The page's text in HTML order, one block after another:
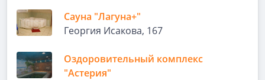
Сауна "Лагуна+"
Георгия Исакова, 167
Оздоровительный комплекс
"Астерия"